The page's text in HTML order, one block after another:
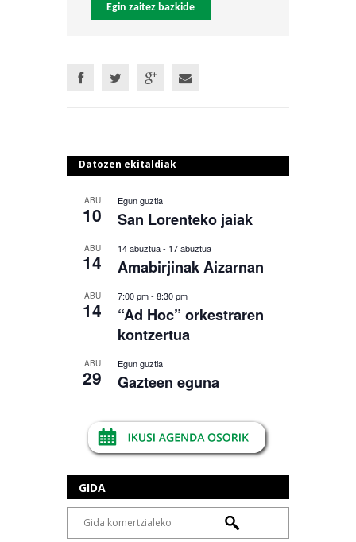
Egin zaitez bazkide
Datozen ekitaldiak
ABU
10
Egun guztia
San Lorenteko jaiak
ABU
14
14 abuztua- 17 abuztua
Amabirjinak Aizarnan
ABU
14
7:00 pm- 8:30 pm
“Ad Hoc” orkestraren
kontzertua
ABU
29
Egun guztia
Gazteen eguna
GIDA